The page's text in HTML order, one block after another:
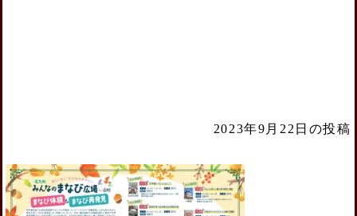
2023年9月22日の投稿